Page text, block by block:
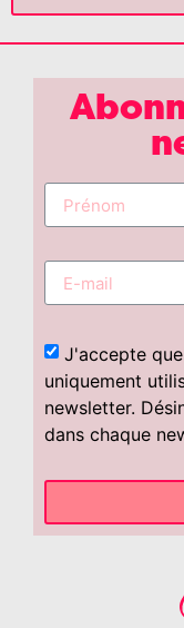
J'accepte
uniquement
newsletter.
dans chaque